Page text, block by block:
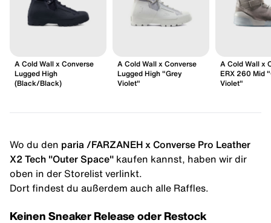
A Cold Wall x Converse
Lugged High
(Black/Black)
A Cold Wall x Converse
Lugged High "Grey
Violet"
A Cold Wall x
ERX 260 Mid
Violet"
Wo du den paria /FARZANEH x Converse Pro Leather
X2 Tech "Outer Space" kaufen kannst, haben wir dir
oben in der Storelist verlinkt.
Dort findest du außerdem auch alle Raffles.
Keinen Sneaker Release oder Restock